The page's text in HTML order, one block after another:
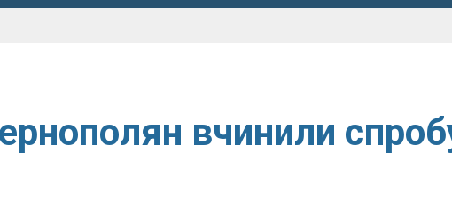
вчинили